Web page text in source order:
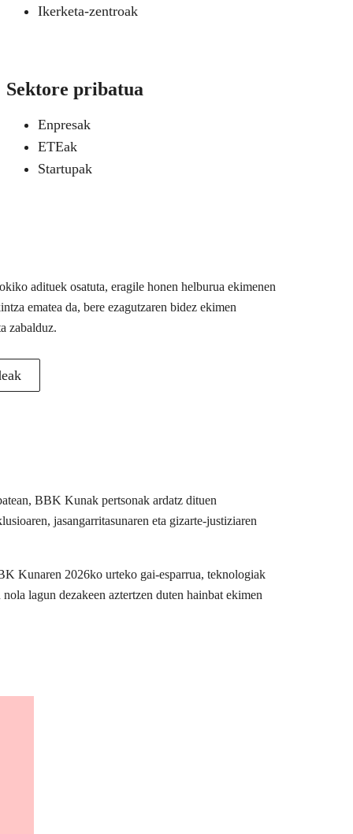
Ikerketa-zentroak
Sektore pribatua
Enpresak
ETEak
Startupak
adituek osatuta, eragile honen helburua ekimenen
ematea da, bere ezagutzaren bidez ekimen
zabalduz.
BBK Kunak pertsonak ardatz dituen
jasangarritasunaren eta gizarte-justiziaren
Kunaren 2026ko urteko gai-esparrua, teknologiak
lagun dezakeen aztertzen duten hainbat ekimen